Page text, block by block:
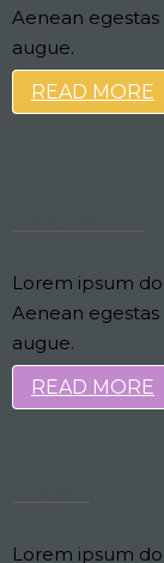
Aenean
augue.
READ MORE
Lorem ipsum
Aenean
augue.
READ MORE
Lorem ipsum